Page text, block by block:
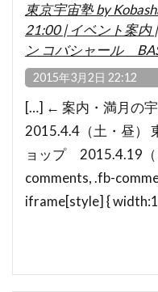
東京宇宙塾 by
21:00 | イベント案内
ン コバシャール
2015年3月2日 22:12
[…] ← 案内・満月の
2015.4.4（土・昼）
ョップ 2015.4.19
comments, .fb-
iframe[style] {